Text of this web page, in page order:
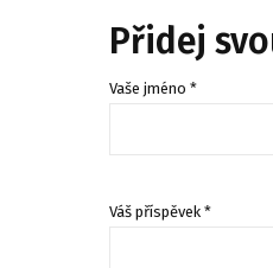
Přidej
Vaše jméno *
Váš příspěvek *